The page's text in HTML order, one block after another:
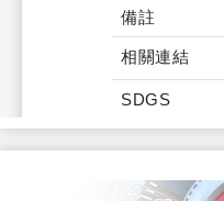
備註
相關連結
SDGS